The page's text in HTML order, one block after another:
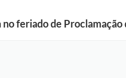
feriado de Proclamação